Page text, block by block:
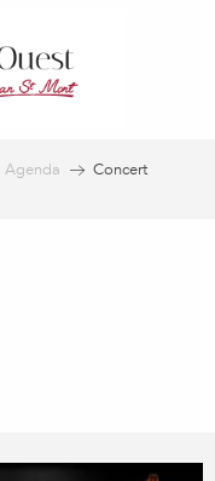
Agenda Concert